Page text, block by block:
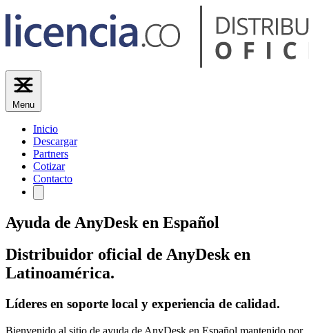
Menu
Inicio
Descargar
Partners
Cotizar
Contacto
Ayuda de AnyDesk en Español
Distribuidor oficial de AnyDesk en
Latinoamérica.
Líderes en soporte local y experiencia de calidad.
Bienvenido al sitio de ayuda de AnyDesk en Español mantenido por